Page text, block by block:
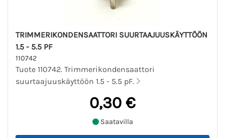
TRIMMERIKONDENSAATTORI SUURTAAJUUSKÄYTTÖÖN
1.5 - 5.5 PF
110742
Tuote 110742. Trimmerikondensaattori
suurtaajuuskäyttöön 1.5 - 5.5 pF.
0,30 €
Saatavilla